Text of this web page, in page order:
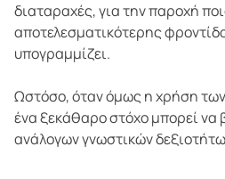
διαταραχές, για την παροχή
αποτελεσματικότερης
υπογραμμίζει.
Ωστόσο, όταν όμως η χρήση των
ένα ξεκάθαρο στόχο μπορεί να
ανάλογων γνωστικών